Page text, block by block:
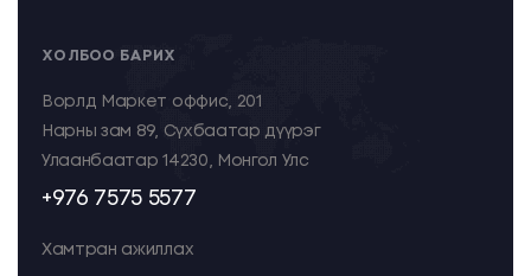
ХОЛБОО БАРИХ
Ворлд Маркет оффис, 201
Нарны зам 89, Сүхбаатар дүүрэг
Улаанбаатар 14230, Монгол Улс
+976 7575 5577
Хамтран ажиллах